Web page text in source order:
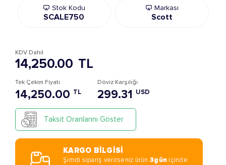
Stok Kodu
SCALE750
Markası
Scott
14,250.00 TL
KDV Dahil
Tek Çekim Fiyatı
14,250.00 TL
Döviz Karşılığı
299.31 USD
Taksit Oranlarını Göster
KARGO BİLGİSİ
Şimdi sipariş verirseniz ürün 3güniçinde